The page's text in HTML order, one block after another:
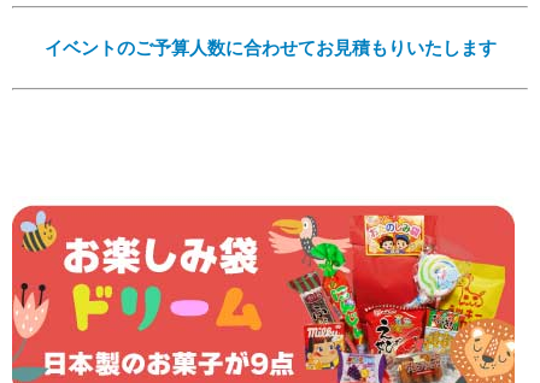
プライバシーポリシーを確認しました。
イベントのご予算人数に合わせてお見積もりいたします